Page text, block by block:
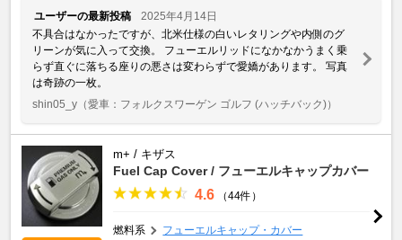
ユーザーの最新投稿
2025年4月14日
不具合はなかったですが、北米仕様の白いレタリングや内側のグ
リーンが気に入って交換。 フューエルリッドになかなかうまく乗
らず直ぐに落ちる座りの悪さは変わらずで愛嬌があります。 写真
は奇跡の一枚。
shin05_y （愛車：フォルクスワーゲン ゴルフ (ハッチバック)）
m+ / キザス
Fuel Cap Cover / フューエルキャップカバー
4.6 （44件）
燃料系 フューエルキャップ・カバー